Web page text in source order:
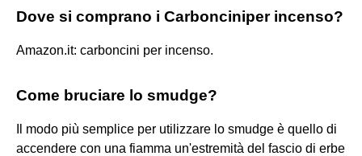
Dove si comprano i Carbonciniper incenso?
Amazon.it: carboncini per incenso.
Come bruciare lo smudge?
Il modo più semplice per utilizzare lo smudge è quello di
accendere con una fiamma un'estremità del fascio di erbe